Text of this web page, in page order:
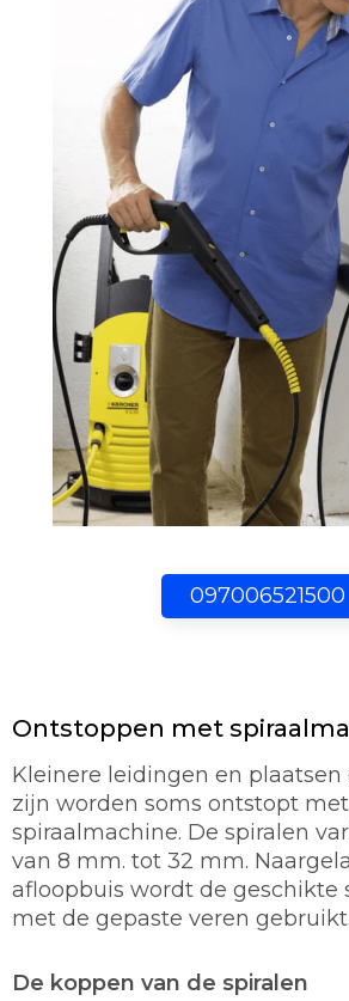
097006521500
Ontstoppen met
Kleinere leidingen en plaatsen
zijn worden soms ontstopt
spiraalmachine. De spiralen
van 8 mm. tot 32 mm.
afloopbuis wordt de geschikte
met de gepaste veren gebruikt.
De koppen van de spiralen